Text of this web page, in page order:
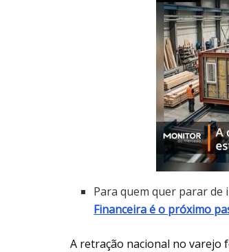
Para quem quer parar de
Financeira é o próximo
A retração nacional no varejo